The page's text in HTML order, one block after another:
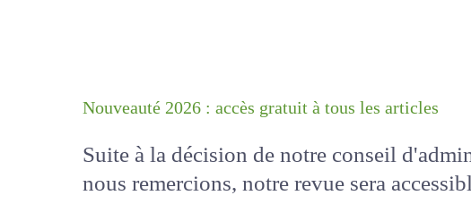
Suite à la décision de notre conseil
nous remercions, notre revue sera
!